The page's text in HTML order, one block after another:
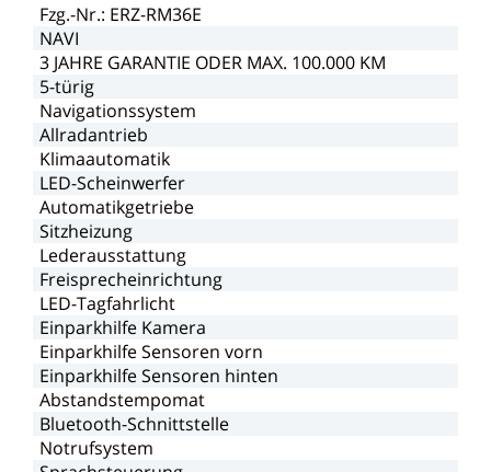
Fzg.-Nr.: ERZ-RM36E
NAVI
3 JAHRE GARANTIE ODER MAX. 100.000 KM
5-türig
Navigationssystem
Allradantrieb
Klimaautomatik
LED-Scheinwerfer
Automatikgetriebe
Sitzheizung
Lederausstattung
Freisprecheinrichtung
LED-Tagfahrlicht
Einparkhilfe Kamera
EinparkhilfeSensoren vorn
EinparkhilfeSensoren hinten
Abstandstempomat
Bluetooth-Schnittstelle
Notrufsystem